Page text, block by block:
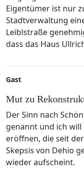
Eigentümer ist nur
Stadtverwaltung
Leiblstraße
dass das Haus
Gast
Mut zu
Der Sinn nach
genannt und ich
eröffnen, die seit
Skepsis von Dehio
wieder aufscheint.